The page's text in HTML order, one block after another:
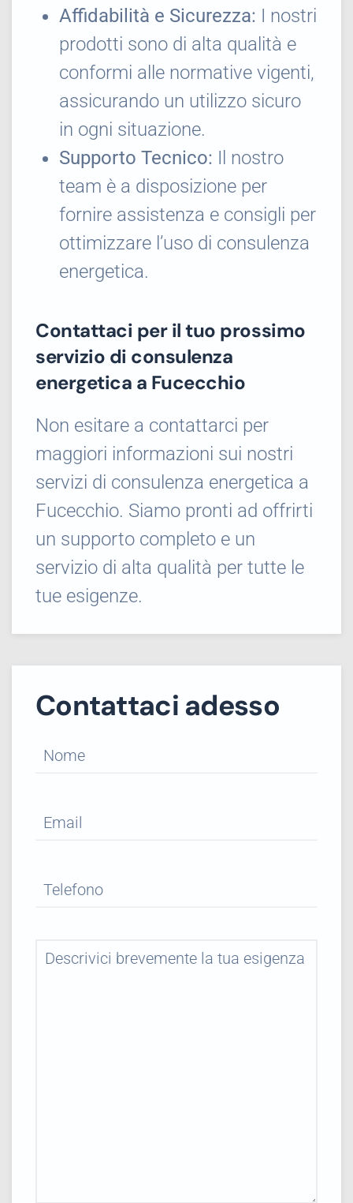
Affidabilità e Sicurezza: I nostri
prodotti sono di alta qualità e
conformi alle normative vigenti,
assicurando un utilizzo sicuro
in ogni situazione.
Supporto Tecnico: Il nostro
team è a disposizione per
fornire assistenza e consigli per
ottimizzare l’uso di consulenza
energetica.
Contattaci per il tuo prossimo
servizio di consulenza
energetica a Fucecchio
Non esitare a contattarci per
maggiori informazioni sui nostri
servizi di consulenza energetica a
Fucecchio. Siamo pronti ad offrirti
un supporto completo e un
servizio di alta qualità per tutte le
tue esigenze.
Contattaci adesso